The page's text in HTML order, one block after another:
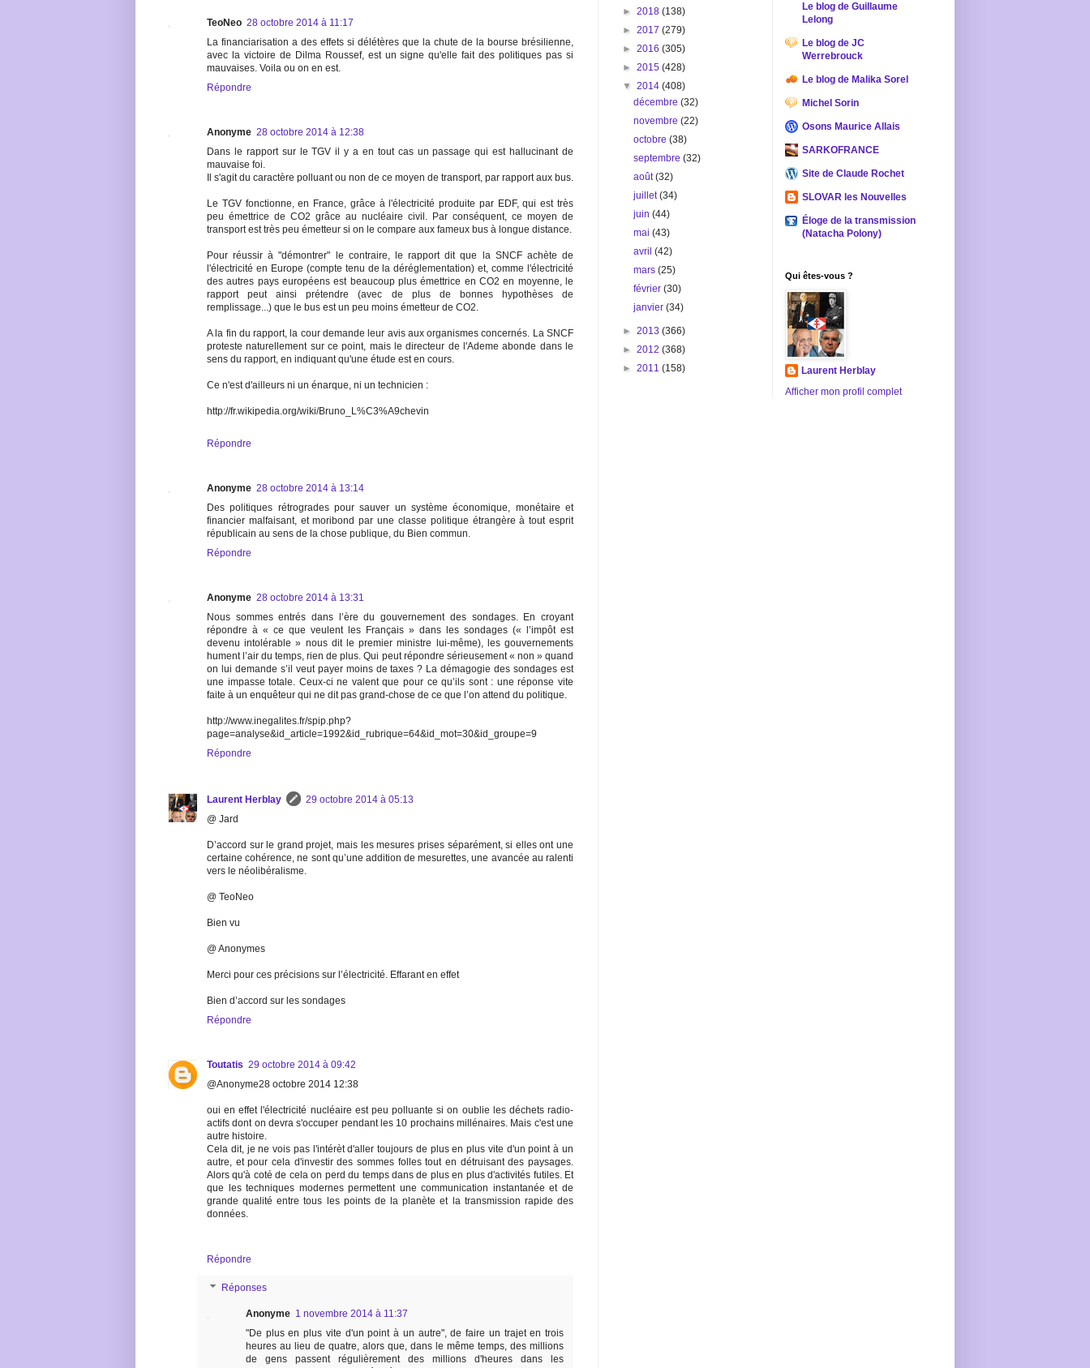
TeoNeo 28 octobre 2014 à 11:17
La financiarisation a des effets si délétères que la chute de la bourse brésilienne,
avec la victoire de Dilma Roussef, est un signe qu'elle fait des politiques pas si
mauvaises. Voila ou on en est.
Répondre
Anonyme 28 octobre 2014 à 12:38
Dans le rapport sur le TGV il y a en tout cas un passage qui est hallucinant de
mauvaise foi.
Il s'agit du caractère polluant ou non de ce moyen de transport, par rapport aux bus.
Le TGV fonctionne, en France, grâce à l'électricité produite par EDF, qui est très
peu émettrice de CO2 grâce au nucléaire civil. Par conséquent, ce moyen de
transport est très peu émetteur si on le compare aux fameux bus à longue distance.
Pour réussir à "démontrer" le contraire, le rapport dit que la SNCF achète de
l'électricité en Europe (compte tenu de la déréglementation) et, comme l'électricité
des autres pays européens est beaucoup plus émettrice en CO2 en moyenne, le
rapport peut ainsi prétendre (avec de plus de bonnes hypothèses de
remplissage...) que le bus est un peu moins émetteur de CO2.
A la fin du rapport, la cour demande leur avis aux organismes concernés. La SNCF
proteste naturellement sur ce point, mais le directeur de l'Ademe abonde dans le
sens du rapport, en indiquant qu'une étude est en cours.
Ce n'est d'ailleurs ni un énarque, ni un technicien :
http://fr.wikipedia.org/wiki/Bruno_L%C3%A9chevin
Répondre
Anonyme 28 octobre 2014 à 13:14
Des politiques rétrogrades pour sauver un système économique, monétaire et
financier malfaisant, et moribond par une classe politique étrangère à tout esprit
républicain au sens de la chose publique, du Bien commun.
Répondre
Anonyme 28 octobre 2014 à 13:31
Nous sommes entrés dans l’ère du gouvernement des sondages. En croyant
répondre à « ce que veulent les Français » dans les sondages (« l’impôt est
devenu intolérable » nous dit le premier ministre lui-même), les gouvernements
hument l’air du temps, rien de plus. Qui peut répondre sérieusement « non » quand
on lui demande s’il veut payer moins de taxes ? La démagogie des sondages est
une impasse totale. Ceux-ci ne valent que pour ce qu’ils sont : une réponse vite
faite à un enquêteur qui ne dit pas grand-chose de ce que l’on attend du politique.
http://www.inegalites.fr/spip.php?
page=analyse&id_article=1992&id_rubrique=64&id_mot=30&id_groupe=9
Répondre
Laurent Herblay
29 octobre 2014 à 05:13
@ Jard
D’accord sur le grand projet, mais les mesures prises séparément, si elles ont une
certaine cohérence, ne sont qu’une addition de mesurettes, une avancée au ralenti
vers le néolibéralisme.
@ TeoNeo
Bien vu
@ Anonymes
Merci pour ces précisions sur l’électricité. Effarant en effet
Bien d’accord sur les sondages
Répondre
Toutatis 29 octobre 2014 à 09:42
@Anonyme28 octobre 2014 12:38
oui en effet l'électricité nucléaire est peu polluante si on oublie les déchets radio-
actifs dont on devra s'occuper pendant les 10 prochains millénaires. Mais c'est une
autre histoire.
Cela dit, je ne vois pas l'intérèt d'aller toujours de plus en plus vite d'un point à un
autre, et pour cela d'investir des sommes folles tout en détruisant des paysages.
Alors qu'à coté de cela on perd du temps dans de plus en plus d'activités futiles. Et
que les techniques modernes permettent une communication instantanée et de
grande qualité entre tous les points de la planète et la transmission rapide des
données.
Répondre
Réponses
Anonyme 1 novembre 2014 à 11:37
"De plus en plus vite d'un point à un autre", de faire un trajet en trois
heures au lieu de quatre, alors que, dans le même temps, des millions
de gens passent régulièrement des millions d'heures dans les
► 2018 (138)
► 2017 (279)
► 2016 (305)
► 2015 (428)
▼ 2014 (408)
décembre(32)
novembre(22)
octobre(38)
septembre(32)
août(32)
juillet(34)
juin(44)
mai(43)
avril(42)
mars(25)
février(30)
janvier(34)
► 2013 (366)
► 2012 (368)
► 2011 (158)
Le blog de Guillaume
Lelong
Le blog de JC
Werrebrouck
Le blog de Malika Sorel
Michel Sorin
Osons Maurice Allais
SARKOFRANCE
Site de Claude Rochet
SLOVAR les Nouvelles
Éloge de la transmission
(Natacha Polony)
Qui êtes-vous ?
Laurent Herblay
Afficher mon profil complet